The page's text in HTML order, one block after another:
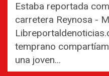
Estaba reportada
carretera Reynosa -
temprano
una joven...